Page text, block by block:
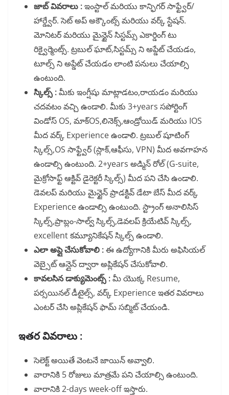
జాబ్ వివరాలు :ఇంస్టాల్ మరియు కాన్ఫిగర్ సాఫ్ట్వేర్/
హార్డ్వేర్. సెట్ అప్ అక్కౌంట్స్ మరియు వర్క్ స్టేషన్.
మోనిటర్ మరియు మైన్టైన్ సిస్టమ్స్ ఎకార్డింగ్ టు
రిక్వైర్మెంట్స్. ట్రబుల్ ఘాట్,సిస్టమ్స్ ని అప్డేట్ చేయడం,
టూల్స్ ని అప్డేట్ చేయడం లాంటి పనులు చేయాల్సి
ఉంటుంది.
స్కిల్స్ :మీకు ఇంగ్షీషు మాట్లాడటం,రాయడం మరియు
చదవటం వచ్చి ఉండాలి. మీకు 3+years సపోర్టింగ్
విండోస్ OS, మాక్OS,లినెక్స్,ఆండ్రోయిడ్ మరియు IOS
మీద వర్క్ Experience ఉండాలి. ట్రబుల్ షూటింగ్
స్కిల్స్,OS సాఫ్ట్వేర్ (స్లాక్,ఆఫీసు, VPN) మీద అవగాహన
ఉండాల్సి ఉంటుంది. 2+years అడ్మిన్ రోల్ (G-suite,
మైక్రోసాఫ్ట్ ఆక్టివ్ డైరెక్టరీ స్కిల్స్) మీద పని చేసి ఉండాలి.
డెవలప్ మరియు మైన్టైన్ ప్రాడక్టివ్ డేటా బేస్ మీద వర్క్
Experience ఉండాల్సి ఉంటుంది. స్ట్రాంగ్ అనాలిసిస్
స్కిల్స్,ప్రాబ్లం-సాల్వ్ స్కిల్స్,డెవలప్ క్రియేటివ్ స్కిల్స్,
excellent కమ్యూనికేషన్ స్కిల్స్ ఉండాలి.
ఎలా అప్లై చేసుకోవాలి :ఈ ఉద్యోగానికి మీరు అఫిసియల్
వెబ్సైట్ ఆన్లైన్ ద్వారా అప్లికేషన్ చేసుకోవాలి.
కావలసిన డాక్యుమెంట్స్ :మీ యొక్క Resume,
పర్సయినల్ డీటైల్స్, వర్క్ Experience ఇతర వివరాలు
ఎంటర్ చేసి అప్లికేషన్ ఫామ్ సబ్మిట్ చేయండి.
ఇతర వివరాలు :
సెలెక్ట్ అయితే వెంటనే జాయిన్ అవ్వాలి.
వారానికి 5 రోజులు మాత్రమే పని చేయాల్సి ఉంటుంది.
వారానికి 2-days week-off ఇస్తారు.